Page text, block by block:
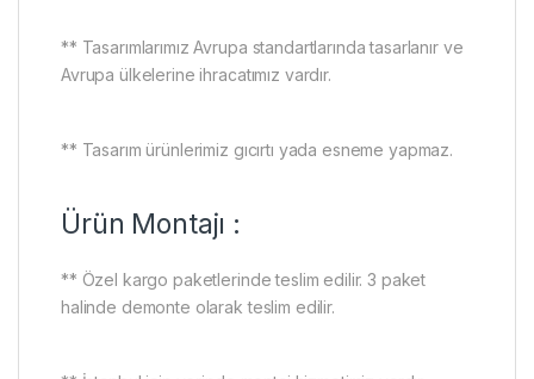
** Tasarımlarımız Avrupa standartlarında tasarlanır ve
Avrupa ülkelerine ihracatımız vardır.
** Tasarım ürünlerimiz gıcırtı yada esneme yapmaz.
Ürün Montajı :
** Özel kargo paketlerinde teslim edilir. 3 paket
halinde demonte olarak teslim edilir.